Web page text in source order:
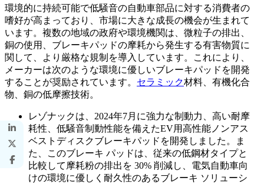
環境的に持続可能で低騒音の自動車部品に対する消費者の
嗜好が高まっており、市場に大きな成長の機会が生まれて
います。複数の地域の政府や環境機関は、微粒子の排出、
銅の使用、ブレーキパッドの摩耗から発生する有害物質に
関して、より厳格な規制を導入しています。これにより、
メーカーは次のような環境に優しいブレーキパッドを開発
することが奨励されています。 セラミック材料、有機化合
物、銅の低摩擦技術。
レゾナックは、2024年7月に強力な制動力、高い耐摩
耗性、低騒音制動性能を備えたEV用高性能ノンアス
ベストディスクブレーキパッドを開発しました。ま
た、このブレーキ パッドは、従来の低鋼材タイプと
比較して摩耗粉の排出を 30% 削減し、電気自動車向
けの環境に優しく耐久性のあるブレーキ ソリューシ